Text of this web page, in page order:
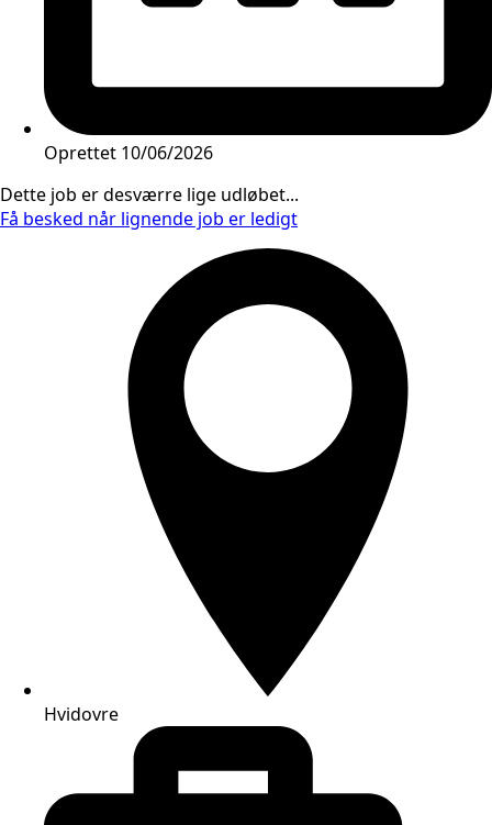
Oprettet 10/06/2026
Dette job er desværre lige udløbet...
Få besked når lignende job er ledigt
Hvidovre